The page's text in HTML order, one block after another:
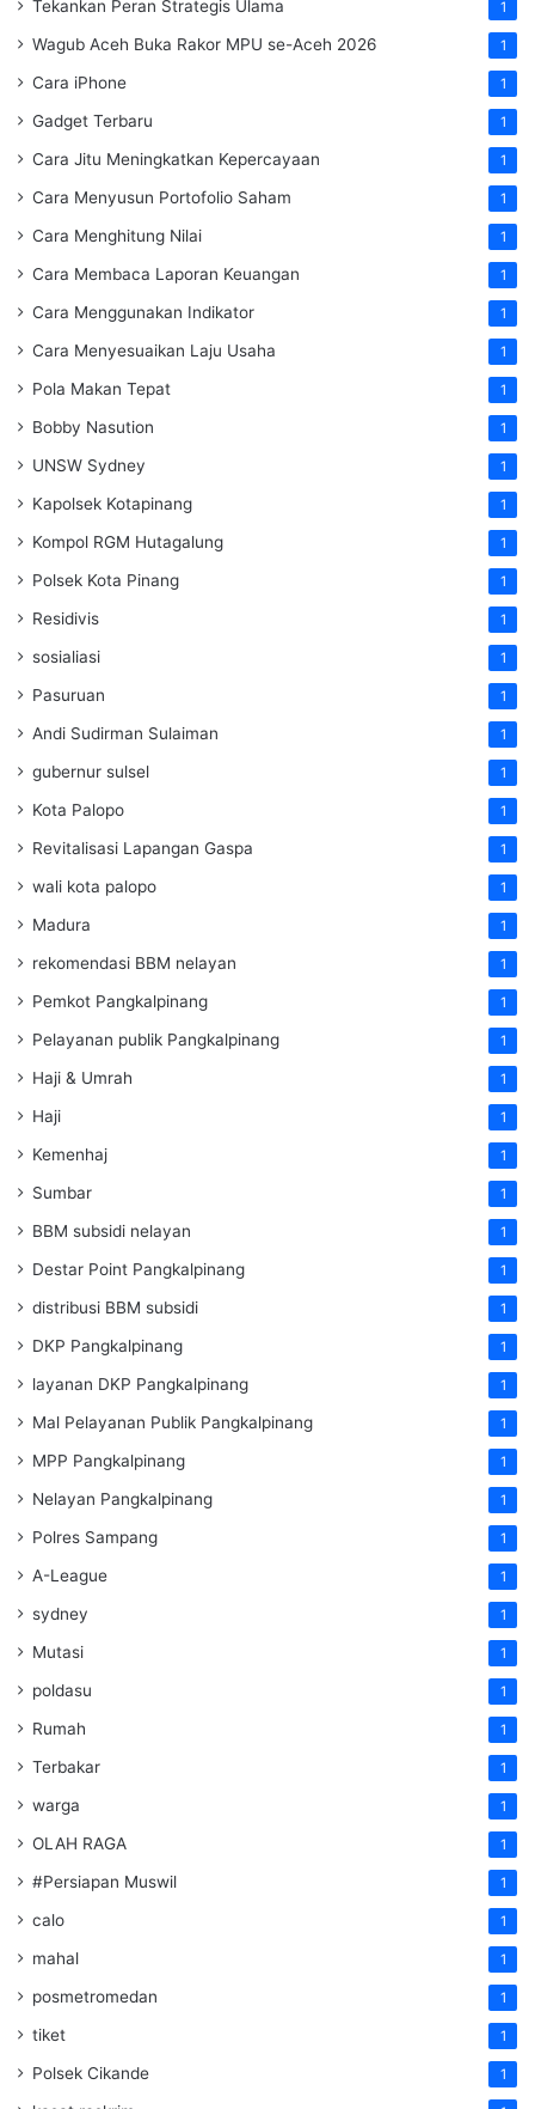
Tekankan Peran Strategis Ulama 1
Wagub Aceh Buka Rakor MPU se-Aceh 2026 1
Cara iPhone 1
Gadget Terbaru 1
Cara Jitu Meningkatkan Kepercayaan 1
Cara Menyusun Portofolio Saham 1
Cara Menghitung Nilai 1
Cara Membaca Laporan Keuangan 1
Cara Menggunakan Indikator 1
Cara Menyesuaikan Laju Usaha 1
Pola Makan Tepat 1
Bobby Nasution 1
UNSW Sydney 1
Kapolsek Kotapinang 1
Kompol RGM Hutagalung 1
Polsek Kota Pinang 1
Residivis 1
sosialiasi 1
Pasuruan 1
Andi Sudirman Sulaiman 1
gubernur sulsel 1
Kota Palopo 1
Revitalisasi Lapangan Gaspa 1
wali kota palopo 1
Madura 1
rekomendasi BBM nelayan 1
Pemkot Pangkalpinang 1
Pelayanan publik Pangkalpinang 1
Haji & Umrah 1
Haji 1
Kemenhaj 1
Sumbar 1
BBM subsidi nelayan 1
Destar Point Pangkalpinang 1
distribusi BBM subsidi 1
DKP Pangkalpinang 1
layanan DKP Pangkalpinang 1
Mal Pelayanan Publik Pangkalpinang 1
MPP Pangkalpinang 1
Nelayan Pangkalpinang 1
Polres Sampang 1
A-League 1
sydney 1
Mutasi 1
poldasu 1
Rumah 1
Terbakar 1
warga 1
OLAH RAGA 1
#Persiapan Muswil 1
calo 1
mahal 1
posmetromedan 1
tiket 1
Polsek Cikande 1